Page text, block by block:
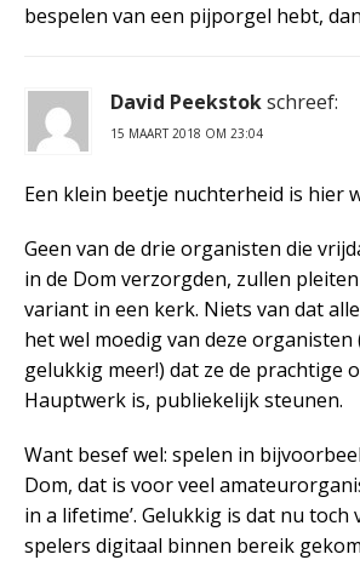
bespelen van een pijporgel hebt,
David Peekstokschreef:
15 MAART 2018 OM 23:04
Een klein beetje nuchterheid is hier
Geen van de drie organisten die
in de Dom verzorgden, zullen
variant in een kerk. Niets van dat
het wel moedig van deze organisten
gelukkig meer!) dat ze de prachtige
Hauptwerk is, publiekelijk steunen.
Want besef wel: spelen in
Dom, dat is voor veel
in a lifetime’. Gelukkig is dat nu
spelers digitaal binnen bereik